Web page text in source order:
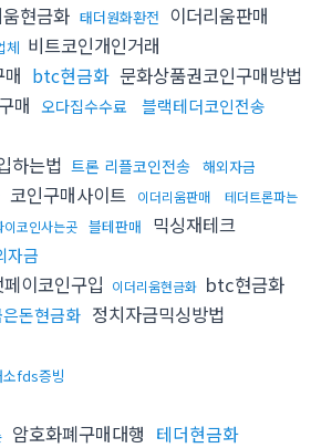
현금화 태더원화환전 이더리움판매
체 비트코인개인거래
btc현금화 문화상품권코인구매방법
매 오다집수수료 블랙테더코인전송
하는법 트론 리플코인전송 해외자금
코인구매사이트 이더리움판매
테더트론파는
이코인사는곳 블테판매
믹싱재테크
자금
이코인구입 이더리움현금화 btc현금화
돈현금화 정치자금믹싱방법
fds증빙
암호화폐구매대행 테더현금화